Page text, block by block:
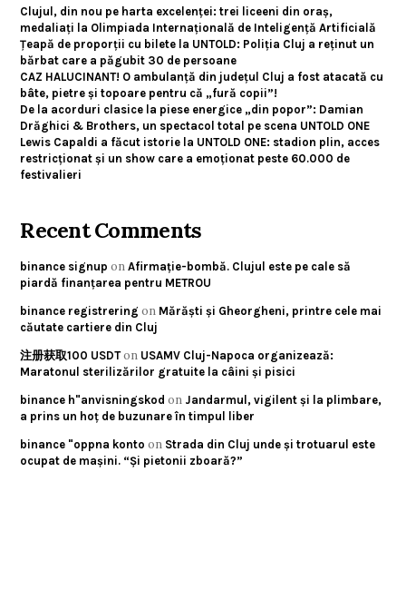
Clujul, din nou pe harta excelenței: trei liceeni din oraș,
medaliați la Olimpiada Internațională de Inteligență Artificială
Țeapă de proporții cu bilete la UNTOLD: Poliția Cluj a reținut un
bărbat care a păgubit 30 de persoane
CAZ HALUCINANT! O ambulanță din județul Cluj a fost atacată cu
bâte, pietre și topoare pentru că „fură copii”!
De la acorduri clasice la piese energice „din popor”: Damian
Drăghici & Brothers, un spectacol total pe scena UNTOLD ONE
Lewis Capaldi a făcut istorie la UNTOLD ONE: stadion plin, acces
restricționat și un show care a emoționat peste 60.000 de
festivalieri
Recent Comments
binance signup onAfirmație-bombă. Clujul este pe cale să
piardă finanțarea pentru METROU
binance registrering on Mărăști și Gheorgheni, printre cele mai
căutate cartiere din Cluj
注册获取100 USDTon USAMV Cluj-Napoca organizează:
Maratonul sterilizărilor gratuite la câini și pisici
binance h"anvisningskod on Jandarmul, vigilent și la plimbare,
a prins un hoț de buzunare în timpul liber
binance "oppna konto on Strada din Cluj unde și trotuarul este
ocupat de mașini. “Și pietonii zboară?”